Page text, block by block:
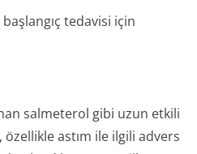
başlangıç tedavisi için
salmeterol gibi uzun etkili
özellikle astım ile ilgili advers